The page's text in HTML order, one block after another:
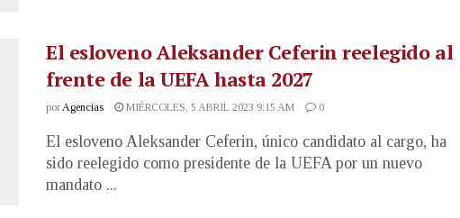
El esloveno Aleksander Ceferin reelegido al
frente de la UEFA hasta 2027
por Agencias MIÉRCOLES, 5 ABRIL 2023 9:15 AM 0
El esloveno Aleksander Ceferin, único candidato al cargo, ha
sido reelegido como presidente de la UEFA por un nuevo
mandato ...